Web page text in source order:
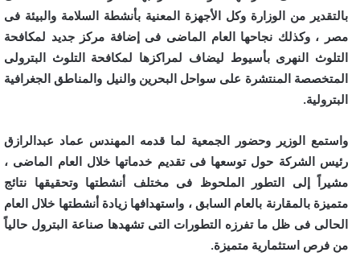
بالتقدير من الوزارة وكل الأجهزة المعنية بأنشطة السلامة والبيئة فى
مصر ، وكذلك نجاحها العام الماضى فى إضافة مركز جديد لمكافحة
التلوث النهرى بأسيوط ليضاف لمراكزها لمكافحة التلوث البترولى
المتخصصة المنتشرة على سواحل البحرين والنيل والمناطق الجغرافية
البترولية.
واستمع الوزير وحضور الجمعية لما قدمه المهندس عماد عبدالرازق
رئيس الشركة حول توسعها فى تقديم خدماتها خلال العام الماضى ،
مشيراً إلى التطور الملحوظ فى مختلف أنشطتها وتحقيقها نتائج
متميزة بالمقارنة بالعام السابق ، واستهدافها زيادة أنشطتها خلال العام
الحالى فى ظل ما تفرزه التطورات التى تشهدها صناعة البترول حالياً
من فرص استثمارية متميزة.